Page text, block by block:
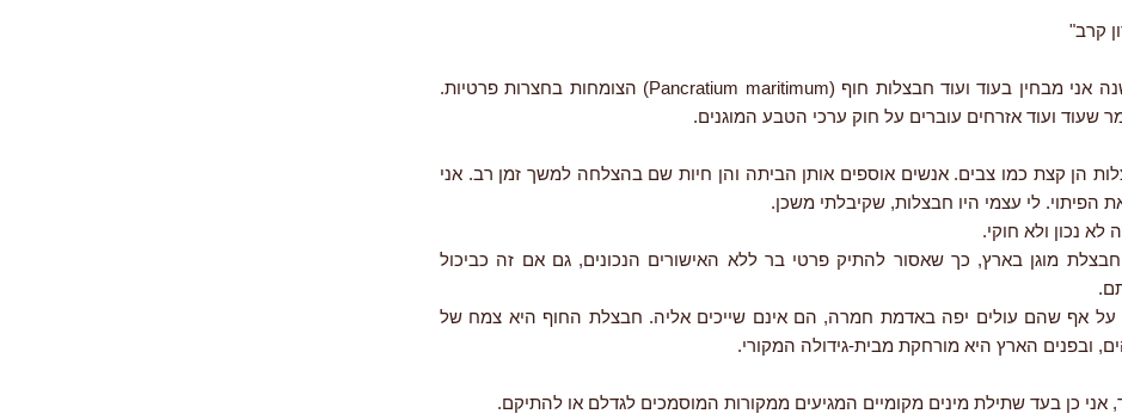
קרב"
מדי שנה אני מבחין בעוד ועוד חבצלות חוף (Pancratium maritimum) הצומחות בחצרות פרטיות.
שעוד ועוד אזרחים עוברים על חוק ערכי הטבע המוגנים.
הן קצת כמו צבים. אנשים אוספים אותן הביתה והן חיות שם בהצלחה למשך זמן רב. אני
הפיתוי. לי עצמי היו חבצלות, שקיבלתי משכן.
לא נכון ולא חוקי.
מוגן בארץ, כך שאסור להתיק פרטי בר ללא האישורים הנכונים, גם אם זה כביכול
על אף שהם עולים יפה באדמת חמרה, הם אינם שייכים אליה. חבצלת החוף היא צמח של
ובפנים הארץ היא מורחקת מבית-גידולה המקורי.
אני כן בעד שתילת מינים מקומיים המגיעים ממקורות המוסמכים לגדלם או להתיקם.